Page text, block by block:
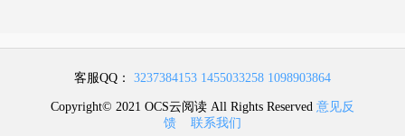
本规范用词说明
客服QQ： 3237384153 1455033258 1098903864
Copyright© 2021 OCS云阅读 All Rights Reserved 意见反
馈
联系我们